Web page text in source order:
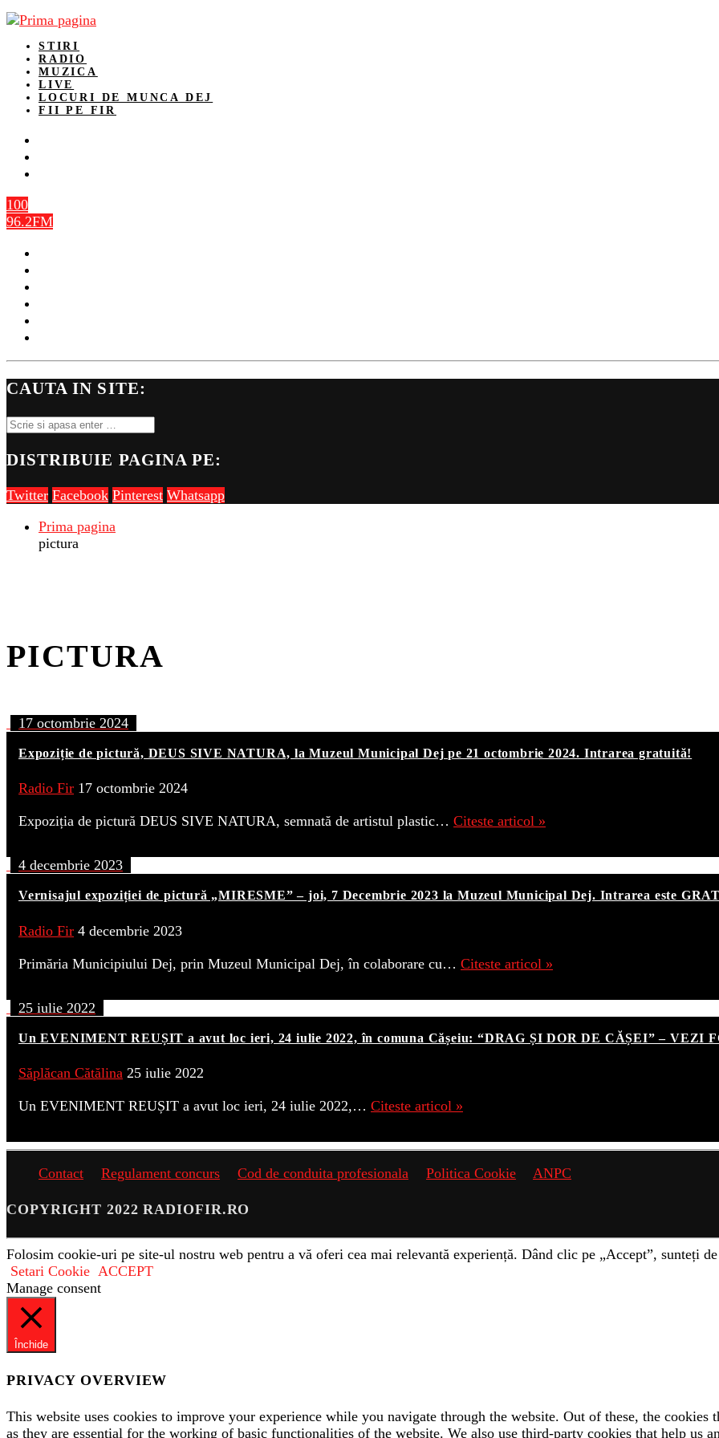
STIRI
RADIO
MUZICA
LIVE
LOCURI DE MUNCA DEJ
FII PE FIR
100
96.2FM
CAUTA IN SITE:
DISTRIBUIE PAGINA PE:
Twitter Facebook Pinterest Whatsapp
Prima pagina
pictura
PICTURA
17 octombrie 2024
Expoziție de pictură, DEUS SIVE NATURA, la Muzeul Municipal Dej pe 21 octombrie 2024. Intrarea gratuită!
Radio Fir 17 octombrie 2024
Expoziția de pictură DEUS SIVE NATURA, semnată de artistul plastic… Citeste articol »
4 decembrie 2023
Vernisajul expoziției de pictură „MIRESME” – joi, 7 Decembrie 2023 la Muzeul Municipal Dej. Intrarea este
Radio Fir 4 decembrie 2023
Primăria Municipiului Dej, prin Muzeul Municipal Dej, în colaborare cu… Citeste articol »
25 iulie 2022
Un EVENIMENT REUȘIT a avut loc ieri, 24 iulie 2022, în comuna Cășeiu: “DRAG ȘI DOR DE CĂȘEI” – VEZI
Săplăcan Cătălina 25 iulie 2022
Un EVENIMENT REUȘIT a avut loc ieri, 24 iulie 2022,… Citeste articol »
Contact Regulament concurs Cod de conduita profesionala Politica Cookie ANPC
COPYRIGHT 2022 RADIOFIR.RO
Folosim cookie-uri pe site-ul nostru web pentru a vă oferi cea mai relevantă experiență. Dând clic pe „Accept”, sunteți
Setari Cookie ACCEPT
Manage consent
Închide
PRIVACY OVERVIEW
This website uses cookies to improve your experience while you navigate through the website. Out of these, the cookies
as they are essential for the working of basic functionalities of the website. We also use third-party cookies that help us